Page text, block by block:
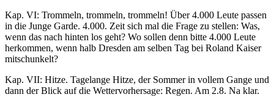
Kap. VI: Trommeln, trommeln, trommeln! Über 4.000 Leute passen
in die Junge Garde. 4.000. Zeit sich mal die Frage zu stellen: Was,
wenn das nach hinten los geht? Wo sollen denn bitte 4.000 Leute
herkommen, wenn halb Dresden am selben Tag bei Roland Kaiser
mitschunkelt?
Kap. VII: Hitze. Tagelange Hitze, der Sommer in vollem Gange und
dann der Blick auf die Wettervorhersage: Regen. Am 2.8. Na klar.